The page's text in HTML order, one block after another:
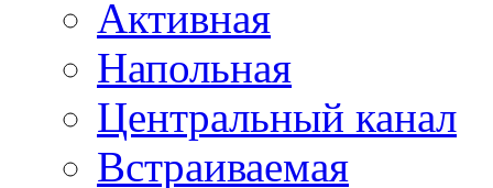
Активная
Напольная
Центральный канал
Встраиваемая